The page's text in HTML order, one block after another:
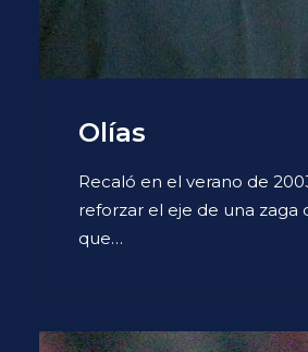
Olías
Recaló en el verano de
reforzar el eje de una zaga
que…